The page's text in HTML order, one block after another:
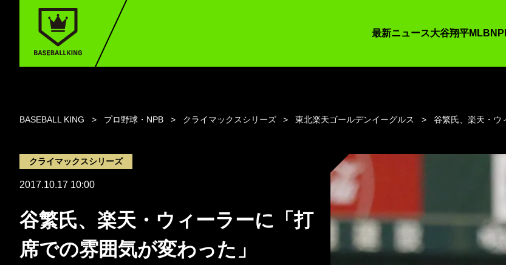
最新ニュース大谷翔平MLB
BASEBALL KING プロ野球・NPB クライマックスシリーズ 東北楽天ゴールデンイーグルス 谷繁氏、楽天・ウ
クライマックスシリーズ
2017.10.17 10:00
谷繁氏、楽天・ウィーラーに「打
席での雰囲気が変わった」